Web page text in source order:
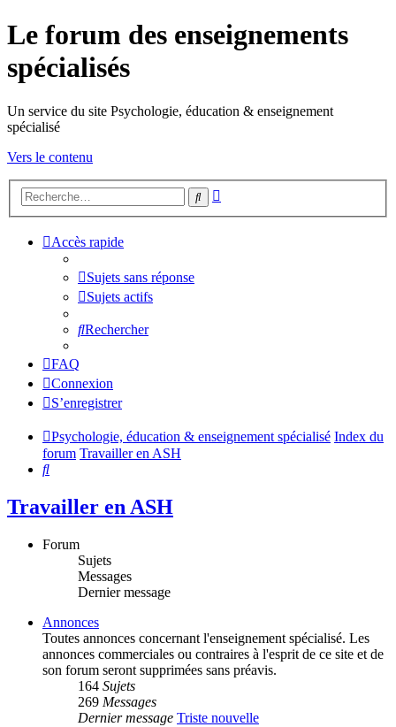
Le forum des enseignements
spécialisés
Un service du site Psychologie, éducation & enseignement
spécialisé
Vers le contenu
Rechercher
Accès rapide
Sujets sans réponse
Sujets actifs
Rechercher
FAQ
Connexion
S’enregistrer
Psychologie, éducation & enseignement spécialisé Index du
forum Travailler en ASH
Rechercher
Travailler en ASH
Forum
Sujets
Messages
Dernier message
Annonces
Toutes annonces concernant l'enseignement spécialisé. Les
annonces commerciales ou contraires à l'esprit de ce site et de
son forum seront supprimées sans préavis.
164 Sujets
269 Messages
Dernier message Triste nouvelle